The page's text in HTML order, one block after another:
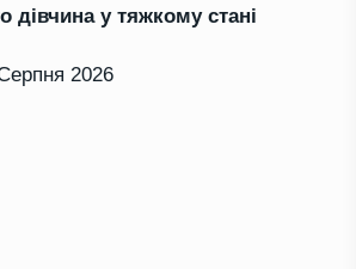
дівчина у тяжкому стані
2026